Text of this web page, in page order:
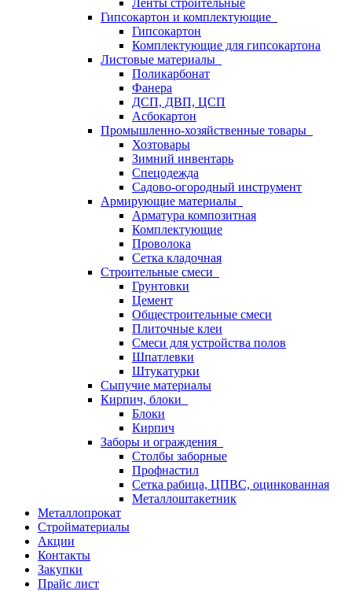
Ленты строительные
Гипсокартон и комплектующие
Гипсокартон
Комплектующие для гипсокартона
Листовые материалы
Поликарбонат
Фанера
ДСП, ДВП, ЦСП
Асбокартон
Промышленно-хозяйственные товары
Хозтовары
Зимний инвентарь
Спецодежда
Садово-огородный инструмент
Армирующие материалы
Арматура композитная
Комплектующие
Проволока
Сетка кладочная
Строительные смеси
Грунтовки
Цемент
Общестроительные смеси
Плиточные клеи
Смеси для устройства полов
Шпатлевки
Штукатурки
Сыпучие материалы
Кирпич, блоки
Блоки
Кирпич
Заборы и ограждения
Столбы заборные
Профнастил
Сетка рабица, ЦПВС, оцинкованная
Металлоштакетник
Металлопрокат
Стройматериалы
Акции
Контакты
Закупки
Прайс лист